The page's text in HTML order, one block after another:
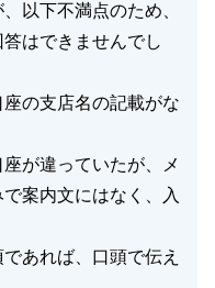
以下不満点のため、
はできませんでし
座の支店名の記載がな
が違っていたが、メ
案内文にはなく、入
あれば、口頭で伝え